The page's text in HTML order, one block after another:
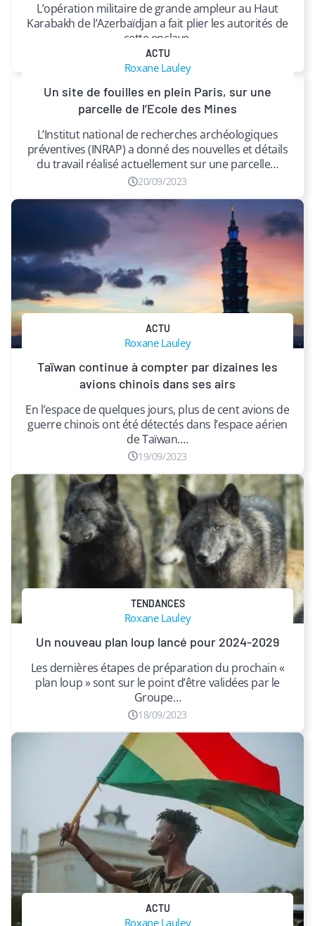
L’opération militaire de grande ampleur au Haut
Karabakh de l’Azerbaïdjan a fait plier les autorités de
cette enclave.
21/09/2023
ACTU
Roxane Lauley
Un site de fouilles en plein Paris, sur une
parcelle de l’Ecole des Mines
L’Institut national de recherches archéologiques
préventives (INRAP) a donné des nouvelles et détails
du travail réalisé actuellement sur une parcelle…
20/09/2023
ACTU
Roxane Lauley
Taïwan continue à compter par dizaines les
avions chinois dans ses airs
En l’espace de quelques jours, plus de cent avions de
guerre chinois ont été détectés dans l’espace aérien
de Taïwan.…
19/09/2023
TENDANCES
Roxane Lauley
Un nouveau plan loup lancé pour 2024-2029
Les dernières étapes de préparation du prochain «
plan loup » sont sur le point d’être validées par le
Groupe…
18/09/2023
ACTU
Roxane Lauley